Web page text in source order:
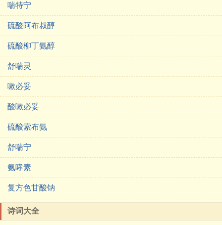
喘特宁
硫酸阿布叔醇
硫酸柳丁氨醇
舒喘灵
嗽必妥
酸嗽必妥
硫酸索布氨
舒喘宁
氨哮素
复方色甘酸钠
诗词大全